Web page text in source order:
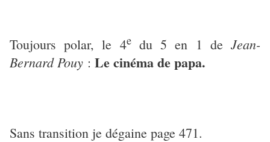
Toujours polar, le 4edu 5 en 1 deJean-
Bernard Pouy : Le cinéma de papa.
Sans transition je dégaine page 471.